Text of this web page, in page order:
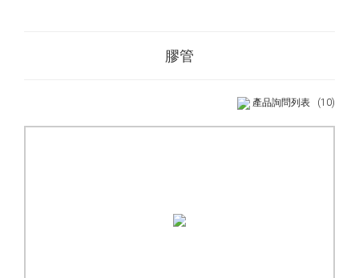
膠管
產品詢問列表 (10)